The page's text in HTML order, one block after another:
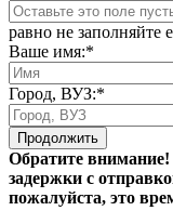
равно не заполняйте
Ваше имя:*
Город, ВУЗ:*
Продолжить
Обратите внимание!
задержки с
пожалуйста, это